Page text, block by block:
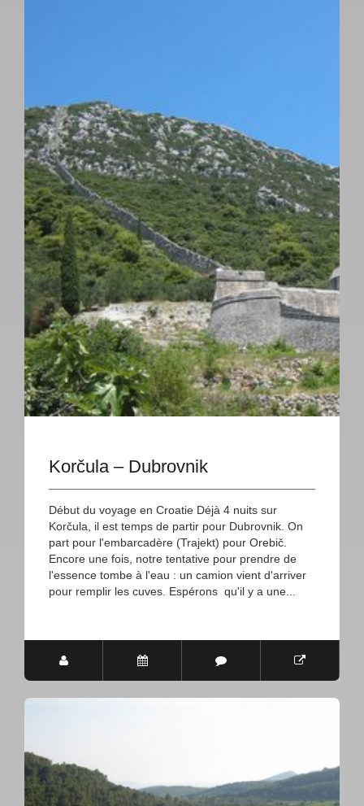
Korčula – Dubrovnik
Début du voyage en Croatie Déjà 4 nuits sur
Korčula, il est temps de partir pour Dubrovnik. On
part pour l'embarcadère (Trajekt) pour Orebič.
Encore une fois, notre tentative pour prendre de
l'essence tombe à l'eau : un camion vient d'arriver
pour remplir les cuves. Espérons qu'il y a une...